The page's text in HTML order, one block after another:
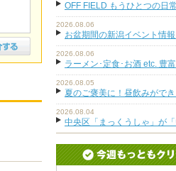
OFF FIELD もうひとつの日
2026.08.06
お盆期間の新潟イベント情
2026.08.06
ラーメン･定食･お酒 etc. 豊
2026.08.05
夏のご褒美に！昼飲みがで
2026.08.04
中央区「まっくうしゃ」が